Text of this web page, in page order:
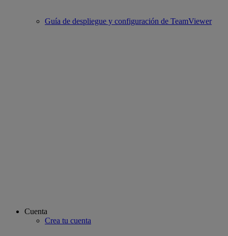
Guía de despliegue y configuración de TeamViewer
Cuenta
Crea tu cuenta